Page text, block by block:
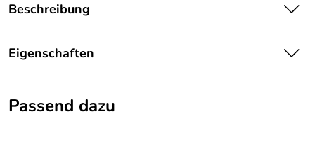
Beschreibung
KINDERIT Blumenkind Mädchen Kleid festlich
Blumenmeer:
natürliches Material.
Eigenschaften
Farbe:
Blau / Mehrfarbig
Passend dazu